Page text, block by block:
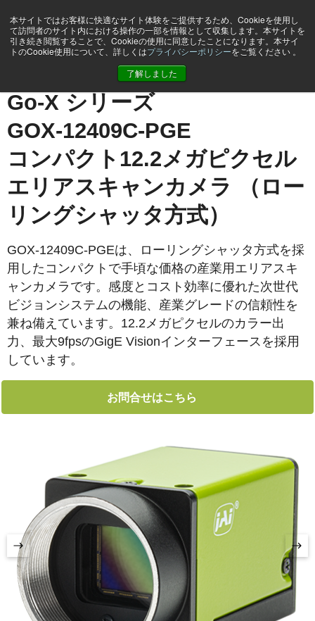
本サイトではお客様に快適なサイト体験をご提供するため、Cookieを使用し
て訪問者のサイト内における操作の一部を情報として収集します。本サイトを
引き続き閲覧することで、Cookieの使用に同意したことになります。本サイ
トのCookie使用について、詳しくはプライバシーポリシーをご覧ください 。
了解しました
Go-X シリーズ
GOX-12409C-PGE
コンパクト12.2メガピクセル
エリアスキャンカメラ （ロー
リングシャッタ方式）
GOX-12409C-PGEは、ローリングシャッタ方式を採
用したコンパクトで手頃な価格の産業用エリアスキ
ャンカメラです。感度とコスト効率に優れた次世代
ビジョンシステムの機能、産業グレードの信頼性を
兼ね備えています。12.2メガピクセルのカラー出
力、最大9fpsのGigE Visionインターフェースを採用
しています。
お問合せはこちら